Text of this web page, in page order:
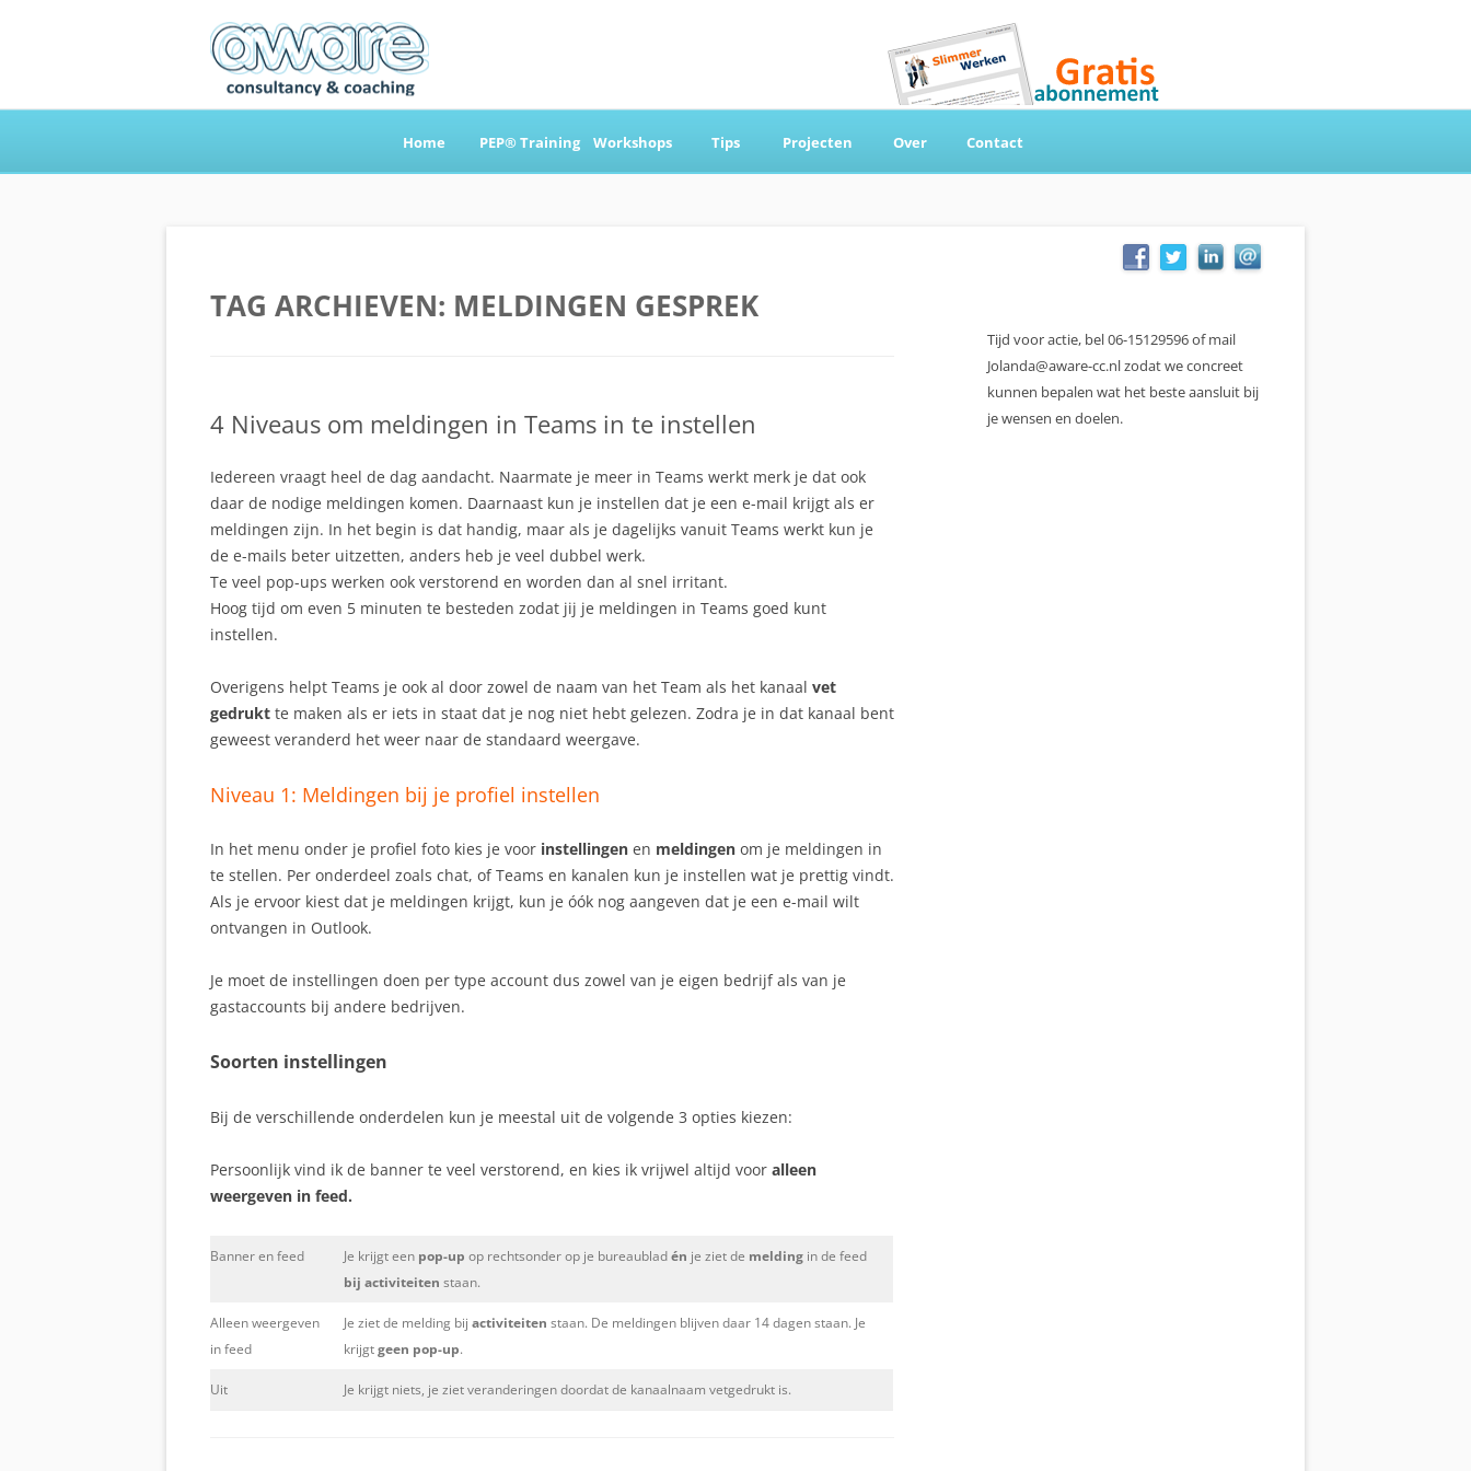
Ga
de
Home PEP® Training Workshops Tips Projecten Over Contact
TAG ARCHIEVEN: MELDINGEN GESPREK
4 Niveaus om meldingen in Teams in te instellen
Iedereen vraagt heel de dag aandacht. Naarmate je meer in Teams werkt merk je dat ook
daar de nodige meldingen komen. Daarnaast kun je instellen dat je een e-mail krijgt als er
meldingen zijn. In het begin is dat handig, maar als je dagelijks vanuit Teams werkt kun je
de e-mails beter uitzetten, anders heb je veel dubbel werk.
Te veel pop-ups werken ook verstorend en worden dan al snel irritant.
Hoog tijd om even 5 minuten te besteden zodat jij je meldingen in Teams goed kunt
instellen.
Overigens helpt Teams je ook al door zowel de naam van het Team als het kanaal vet
gedrukt te maken als er iets in staat dat je nog niet hebt gelezen. Zodra je in dat kanaal bent
geweest veranderd het weer naar de standaard weergave.
Niveau 1: Meldingen bij je profiel instellen
In het menu onder je profiel foto kies je voor instellingen en meldingen om je meldingen in
te stellen. Per onderdeel zoals chat, of Teams en kanalen kun je instellen wat je prettig vindt.
Als je ervoor kiest dat je meldingen krijgt, kun je óók nog aangeven dat je een e-mail wilt
ontvangen in Outlook.
Je moet de instellingen doen per type account dus zowel van je eigen bedrijf als van je
gastaccounts bij andere bedrijven.
Soorten instellingen
Bij de verschillende onderdelen kun je meestal uit de volgende 3 opties kiezen:
Persoonlijk vind ik de banner te veel verstorend, en kies ik vrijwel altijd voor alleen
weergeven in feed.
Banner en feed Je krijgt een pop-up op rechtsonder op je bureaubladén je ziet de melding in de feed
bij activiteiten staan.
Alleen weergeven
in feed
Je ziet de melding bij activiteiten staan. De meldingen blijven daar 14 dagen staan. Je
krijgtgeen pop-up.
Uit Je krijgt niets, je ziet veranderingen doordat de kanaalnaam vetgedrukt is.
Tijd voor actie, bel 06-15129596 of mail
Jolanda@aware-cc.nl zodat we concreet
kunnen bepalen wat het beste aansluit bij
je wensen en doelen.